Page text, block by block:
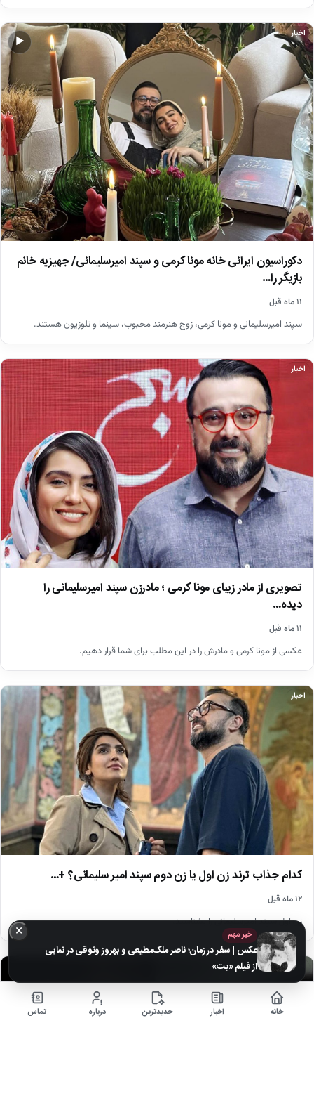
▶
اخبار
دکوراسیون ایرانی خانه مونا کرمی و سپند امیرسلیمانی/ جهیزیه خانم
بازیگر را…
۱۱ ماه قبل
سپند امیرسلیمانی و مونا کرمی، زوج هنرمند محبوب، سینما و تلوزیون هستند.
اخبار
تصویری از مادر زیبای مونا کرمی ؛ مادرزن سپند امیرسلیمانی را
دیده…
۱۱ ماه قبل
عکسی از مونا کرمی و مادرش را در این مطلب برای شما قرار دهیم.
اخبار
کدام جذاب ترند زن اول یا زن دوم سپند امیر سلیمانی؟ +…
۱۲ ماه قبل
زن اول سپند امیرسلیمانی را بشناسید.
اخبار
× خبر مهم
عکس | سفر در زمان؛ ناصر ملک‌مطیعی و بهروز وثوقی در نمایی
از فیلم «بت»
خانه اخبار جدیدترین درباره تماس